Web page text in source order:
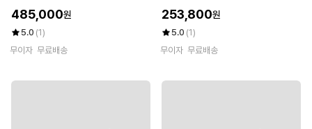
485,000원
5.0 (1)
무이자 무료배송
253,800원
5.0 (1)
무이자 무료배송